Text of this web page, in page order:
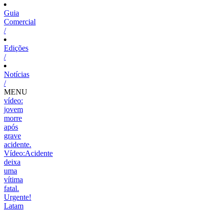
Guia
Comercial
/
Edições
/
Notícias
/
MENU
vídeo:
jovem
morre
após
grave
acidente.
Vídeo:Acidente
deixa
uma
vítima
fatal.
Urgente!
Latam